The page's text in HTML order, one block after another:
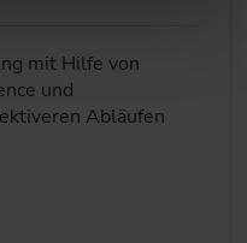
mit Hilfe von
und
Abläufen